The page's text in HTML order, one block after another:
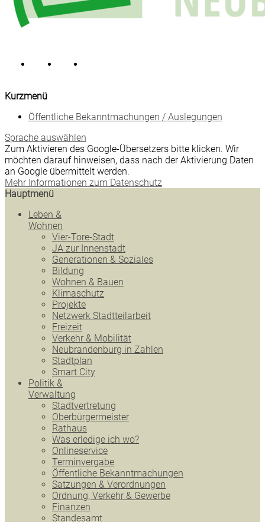
Kurzmenü
Öffentliche Bekanntmachungen / Auslegungen
Sprache auswählen
Zum Aktivieren des Google-Übersetzers bitte klicken. Wir
möchten darauf hinweisen, dass nach der Aktivierung Daten
an Google übermittelt werden.
Mehr Informationen zum Datenschutz
Hauptmenü
Leben &
Wohnen
Vier-Tore-Stadt
JA zur Innenstadt
Generationen & Soziales
Bildung
Wohnen & Bauen
Klimaschutz
Projekte
Netzwerk Stadtteilarbeit
Freizeit
Verkehr & Mobilität
Neubrandenburg in Zahlen
Stadtplan
Smart City
Politik &
Verwaltung
Stadtvertretung
Oberbürgermeister
Rathaus
Was erledige ich wo?
Onlineservice
Terminvergabe
Öffentliche Bekanntmachungen
Satzungen & Verordnungen
Ordnung, Verkehr & Gewerbe
Finanzen
Standesamt